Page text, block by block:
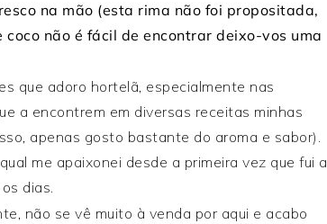
na mão (esta rima não foi propositada,
coco não é fácil de encontrar deixo-vos uma
que adoro hortelã, especialmente nas
a encontrem em diversas receitas minhas
apenas gosto bastante do aroma e sabor).
me apaixonei desde a primeira vez que fui a
dias.
não se vê muito à venda por aqui e acabo